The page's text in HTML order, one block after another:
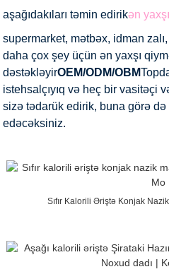
aşağıdakıları təmin edirikən
supermarket, mətbəx, idman
daha çox şey üçün ən yaxşı
dəstəkləyirOEM/ODM/OBM
istehsalçıyıq və heç bir vasitəçi
sizə tədarük edirik, buna görə
edəcəksiniz.
Sıfır Kalorili Əriştə Konjak